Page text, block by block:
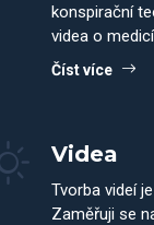
konspirační
videa o
Číst více
Videa
Tvorba videí
Zaměřuji se